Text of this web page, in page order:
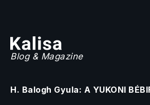
Blog & Magazine
H. Balogh Gyula: A YUKONI